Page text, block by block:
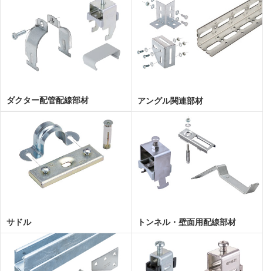
ダクター配管配線部材 アングル関連部材
サドル トンネル・壁面用配線部材